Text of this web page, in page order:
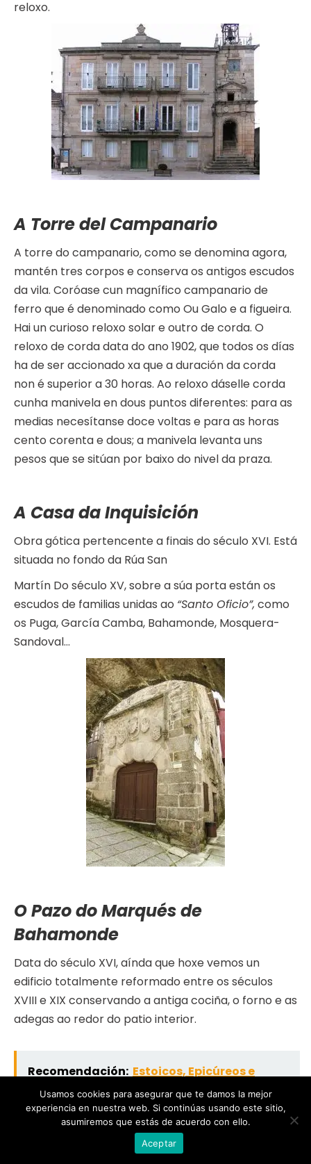
reloxo.
A Torre del Campanario
A torre do campanario, como se denomina agora,
mantén tres corpos e conserva os antigos escudos
da vila. Coróase cun magnífico campanario de
ferro que é denominado como Ou Galo e a figueira.
Hai un curioso reloxo solar e outro de corda. O
reloxo de corda data do ano 1902, que todos os días
ha de ser accionado xa que a duración da corda
non é superior a 30 horas. Ao reloxo dáselle corda
cunha manivela en dous puntos diferentes: para as
medias necesítanse doce voltas e para as horas
cento corenta e dous; a manivela levanta uns
pesos que se sitúan por baixo do nivel da praza.
A Casa da Inquisición
Obra gótica pertencente a finais do século XVI. Está
situada no fondo da Rúa San
Martín Do século XV, sobre a súa porta están os
escudos de familias unidas ao “Santo Oficio”, como
os Puga, García Camba, Bahamonde, Mosquera-
Sandoval…
O Pazo do Marqués de
Bahamonde
Data do século XVI, aínda que hoxe vemos un
edificio totalmente reformado entre os séculos
XVIII e XIX conservando a antiga cociña, o forno e as
adegas ao redor do patio interior.
Recomendación: Estoicos, Epicúreos e
Escépticos. Filosofía para a vida
Na actualidade sitúase nel o Museo Etnolóxico de
Usamos cookies para asegurar que te damos la mejor
experiencia en nuestra web. Si continúas usando este sitio,
asumiremos que estás de acuerdo con ello.
Aceptar